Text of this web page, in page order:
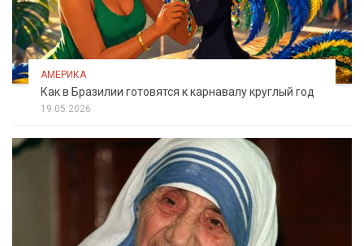
АМЕРИКА
Как в Бразилии готовятся к карнавалу круглый год
19.05.2026